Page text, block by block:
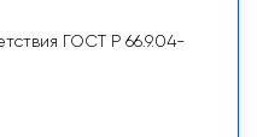
ГОСТ Р 66.9.04-